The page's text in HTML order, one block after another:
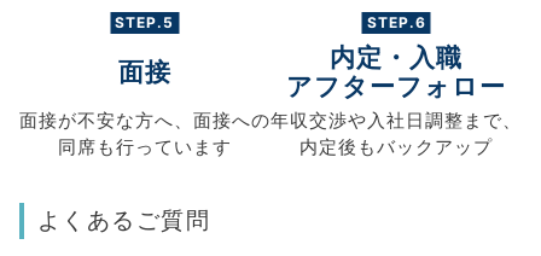
STEP.5
面接
面接が不安な方へ、 面接への
同席も行っています
STEP.6
内定・入職
アフターフォロー
年収交渉や入社日調整まで、
内定後もバックアップ
よくあるご質問